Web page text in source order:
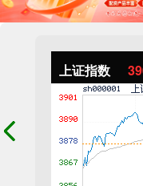
上证指数